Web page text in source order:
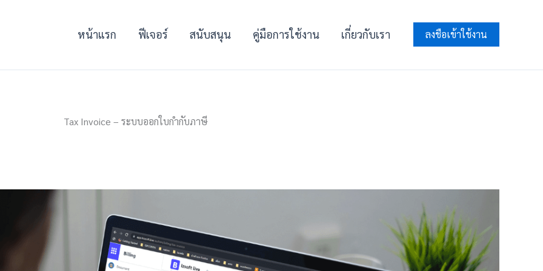
หน้าแรก ฟีเจอร์ สนับสนุน คู่มือการใช้งาน เกี่ยวกับเรา ลงชือเข้าใช้งาน
Tax Invoice – ระบบออกใบกำกับภาษี